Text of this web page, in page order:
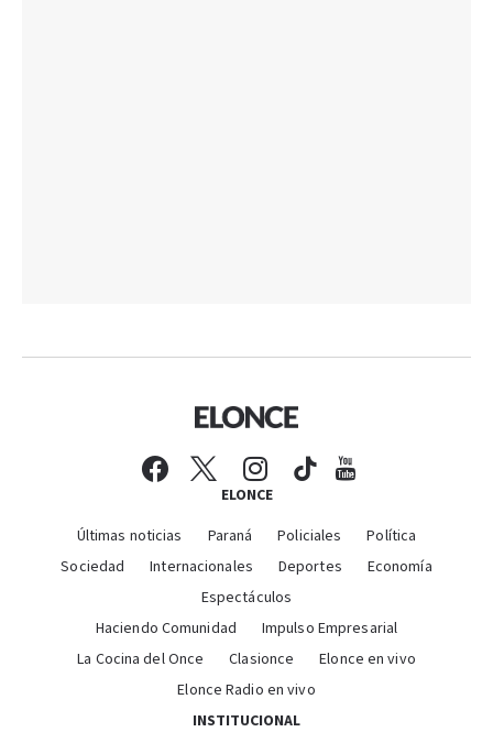
ELONCE
Últimas noticias Paraná Policiales
Política
Sociedad
Internacionales Deportes
Economía
Espectáculos
Haciendo Comunidad
Impulso Empresarial
La Cocina del Once
Clasionce
Elonce en vivo
Elonce Radio en vivo
INSTITUCIONAL